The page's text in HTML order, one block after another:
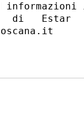
informazioni
di   Estar